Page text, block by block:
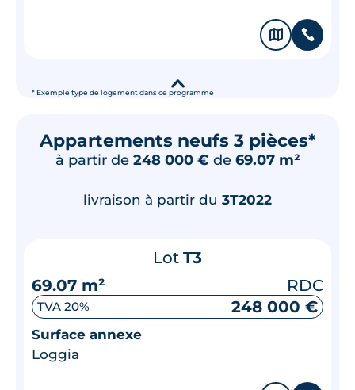
* Exemple type de logement dans ce programme
🗞 📞
▾
Appartements neufs 3 pièces*
à partir de 248 000 € de 69.07 m²
livraison à partir du 3T2022
Lot T3
69.07 m²
RDC
TVA 20% 248 000 €
Surface annexe
Loggia